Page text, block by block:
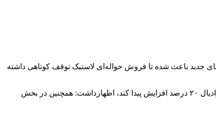
نخی ۳۲ درصدی افزایش پیدا کرد،گفت: اعمال قیمت‌های جدید باعث شده تا فروش حواله‌ای لاستیک توقف کوتاهی داشته
به گزارش “پیام خاوران ” مصطفی تنها در خصوص دلایل توقف فروش لاستیک با اشاره به اینکه در تصمیمی جدید قرار شده قیمت لاستیک رادیال ۲۰ درصد افزایش پیدا کند، اظهارداشت: همچنین در بخش